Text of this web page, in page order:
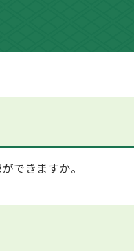
できますか。